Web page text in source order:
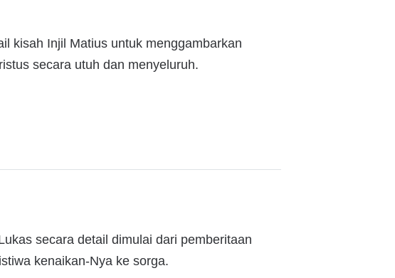
kisah Injil Matius untuk menggambarkan
secara utuh dan menyeluruh.
secara detail dimulai dari pemberitaan
kenaikan-Nya ke sorga.